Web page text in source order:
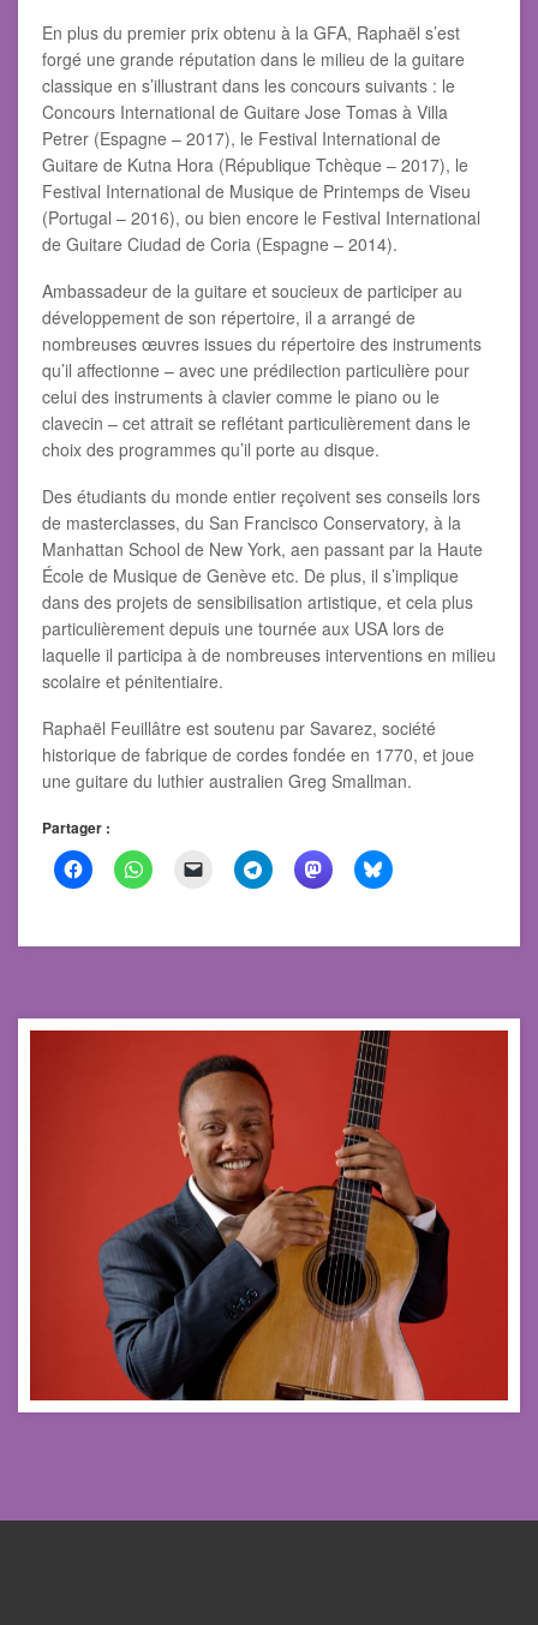
En plus du premier prix obtenu à la GFA, Raphaël s’est
forgé une grande réputation dans le milieu de la guitare
classique en s’illustrant dans les concours suivants : le
Concours International de Guitare Jose Tomas à Villa
Petrer (Espagne – 2017), le Festival International de
Guitare de Kutna Hora (République Tchèque – 2017), le
Festival International de Musique de Printemps de Viseu
(Portugal – 2016), ou bien encore le Festival International
de Guitare Ciudad de Coria (Espagne – 2014).
Ambassadeur de la guitare et soucieux de participer au
développement de son répertoire, il a arrangé de
nombreuses œuvres issues du répertoire des instruments
qu’il affectionne – avec une prédilection particulière pour
celui des instruments à clavier comme le piano ou le
clavecin – cet attrait se reflétant particulièrement dans le
choix des programmes qu’il porte au disque.
Des étudiants du monde entier reçoivent ses conseils lors
de masterclasses, du San Francisco Conservatory, à la
Manhattan School de New York, aen passant par la Haute
École de Musique de Genève etc. De plus, il s’implique
dans des projets de sensibilisation artistique, et cela plus
particulièrement depuis une tournée aux USA lors de
laquelle il participa à de nombreuses interventions en milieu
scolaire et pénitentiaire.
Raphaël Feuillâtre est soutenu par Savarez, société
historique de fabrique de cordes fondée en 1770, et joue
une guitare du luthier australien Greg Smallman.
Partager :